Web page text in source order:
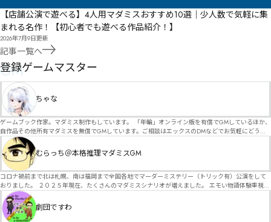
【店舗公演で遊べる】4人用マダミスおすすめ10選｜少人数で気軽に集
まれる名作！【初心者でも遊べる作品紹介！】
2026年7月9日更新
記事一覧へ
GM
登録ゲームマスター
ちゃな
ゲームブック作家。マダミス制作もしています。 「年輪」オンライン版を有償でGMしているほか、
自作品その他所有マダミスを無償でGMしています。ご相談はエックスのDMなどでお気軽にどう
ぞ。
むらっち＠本格推理マダミスGM
コロナ禍前まで北は札幌、南は福岡まで全国各地でマーダーミステリー（トリック有）公演をして
おりました。 ２０２５年現在、たくさんのマダミスシナリオが増えました。 エモい物語体験重視の
シナリオがマダミス・マーダーミステリーというジャンル名でたくさんあるため、そのようなシナ
リオは簡単に遊べます。 しかし、２～３時間ずっと考え＆議論して、見たことないトリックが解け
る閃きや犯人として逃げ切る楽しみのある本格推理マーダーミステリーを見つけることが難しくな
劇団ですわ